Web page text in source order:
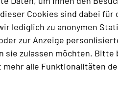
Cookies sind dabei für
lediglich zu anonymen
zur Anzeige
zulassen möchten. Bitte
alle Funktionalitäten
voller Freude